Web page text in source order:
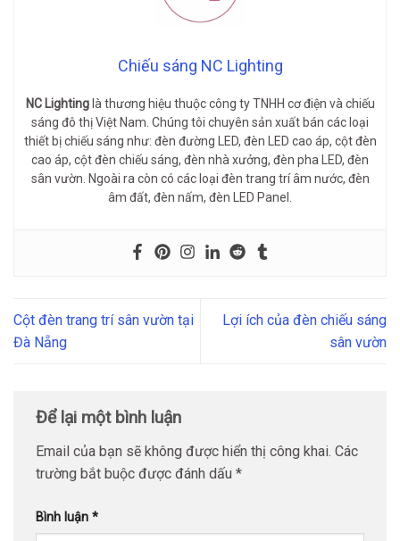
Chiếu sáng NC Lighting
NC Lightinglà thương hiệu thuộc công ty TNHH cơ điện và chiếu
sáng đô thị Việt Nam. Chúng tôi chuyên sản xuất bán các loại
thiết bị chiếu sáng như: đèn đường LED, đèn LED cao áp, cột đèn
cao áp, cột đèn chiếu sáng, đèn nhà xưởng, đèn pha LED, đèn
sân vườn. Ngoài ra còn có các loại đèn trang trí âm nước, đèn
âm đất, đèn nấm, đèn LED Panel.
Cột đèn trang trí sân vườn tại
Đà Nẵng
Lợi ích của đèn chiếu sáng
sân vườn
Để lại một bình luận
Email của bạn sẽ không được hiển thị công khai. Các
trường bắt buộc được đánh dấu *
Bình luận *